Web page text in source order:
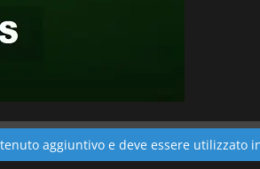
aggiuntivo e deve essere utilizzato